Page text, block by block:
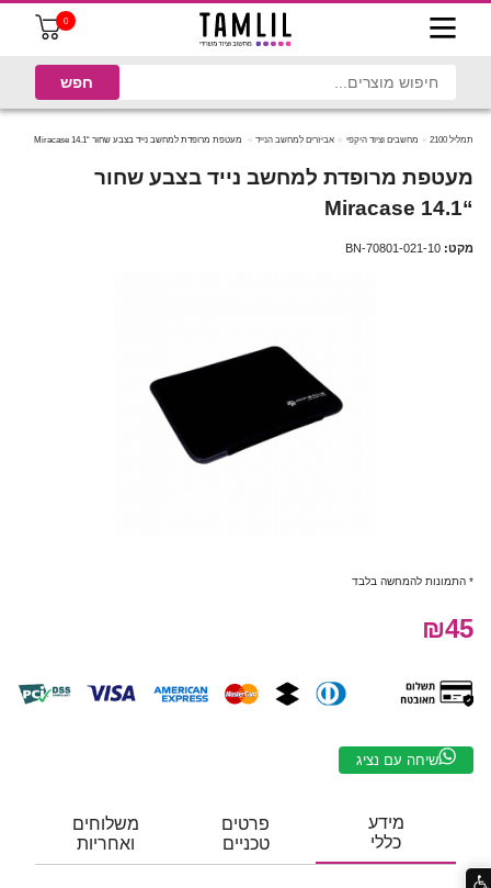
0
תמליל 2100 מחשבים וציוד היקפי אביזרים למחשב הנייד מעטפת מרופדת למחשב נייד בצבע שחור “Miracase 14.1
מעטפת מרופדת למחשב נייד בצבע שחור
“Miracase 14.1
מקט: BN-70801-021-10
* התמונות להמחשה בלבד
₪45
שיחה עם נציג
מידע
כללי
פרטים
טכניים
משלוחים
ואחריות